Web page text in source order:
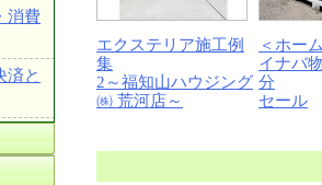
エクステリア施工例
集
2～福知山ハウジング
㈱ 荒河店～
＜ホー
イナバ
分
セール
消費
済と